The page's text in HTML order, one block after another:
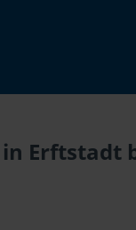
Erftstadt